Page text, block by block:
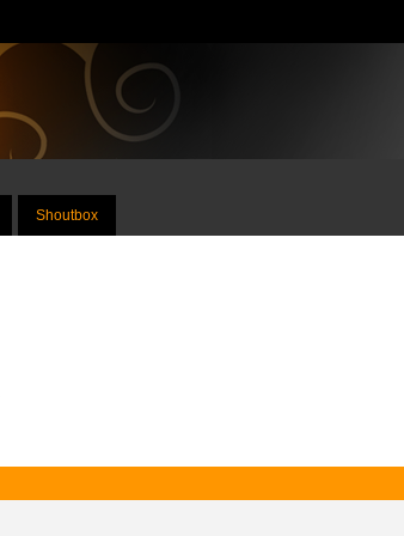
Shoutbox